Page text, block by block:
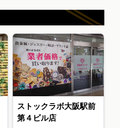
ストックラボ大阪駅前
第４ビル店